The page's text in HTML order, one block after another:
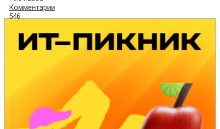
Комментарии
546